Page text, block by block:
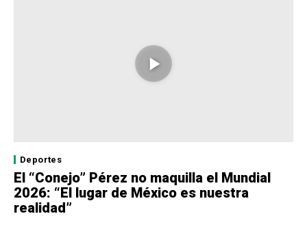
Deportes
El “Conejo” Pérez no maquilla el Mundial
2026: “El lugar de México es nuestra
realidad”